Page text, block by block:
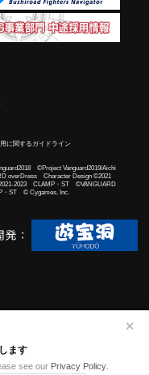
ます
see our Privacy Policy.
✕
に関するガイドライン
©Project Vanguard2019/Aichi
overDress Character Design ©2021
2023 CLAMP・ST ©VANGUARD
・ST © Cygames, Inc.